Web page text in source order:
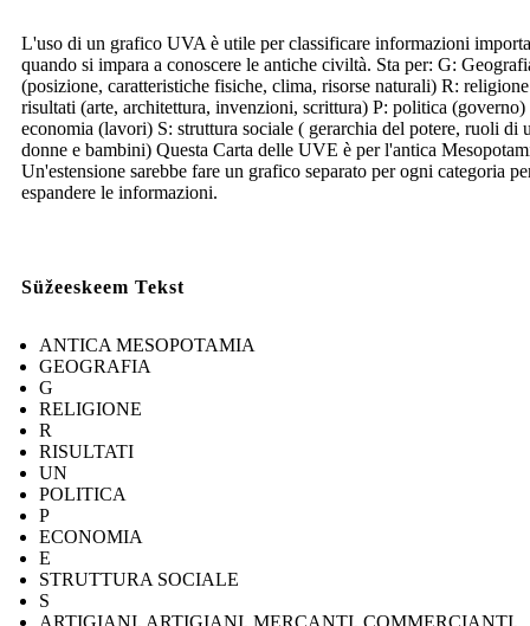
L'uso di un grafico UVA è utile per classificare informazioni
quando si impara a conoscere le antiche civiltà. Sta per: G:
(posizione, caratteristiche fisiche, clima, risorse naturali) R:
risultati (arte, architettura, invenzioni, scrittura) P: politica (governo)
economia (lavori) S: struttura sociale ( gerarchia del potere, ruoli di
donne e bambini) Questa Carta delle UVE è per l'antica
Un'estensione sarebbe fare un grafico separato per ogni categoria
espandere le informazioni.
Süžeeskeem Tekst
ANTICA MESOPOTAMIA
GEOGRAFIA
G
RELIGIONE
R
RISULTATI
UN
POLITICA
P
ECONOMIA
E
STRUTTURA SOCIALE
S
ARTIGIANI, ARTIGIANI, MERCANTI, COMMERCIANTI,